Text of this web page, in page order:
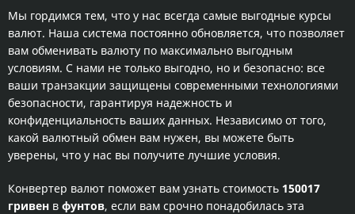
Мы гордимся тем, что у нас всегда самые выгодные курсы
валют. Наша система постоянно обновляется, что позволяет
вам обменивать валюту по максимально выгодным
условиям. С нами не только выгодно, но и безопасно: все
ваши транзакции защищены современными технологиями
безопасности, гарантируя надежность и
конфиденциальность ваших данных. Независимо от того,
какой валютный обмен вам нужен, вы можете быть
уверены, что у нас вы получите лучшие условия.
Конвертер валют поможет вам узнать стоимость 150017
гривен в фунтов, если вам срочно понадобилась эта